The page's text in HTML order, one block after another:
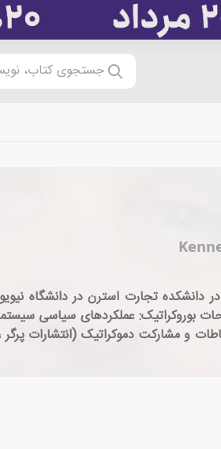
جستجوی کتاب،
تجارت استرن در دانشگاه